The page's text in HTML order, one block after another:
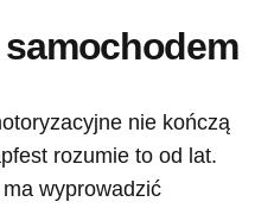
nie kończą
rozumie to od lat.
wyprowadzić